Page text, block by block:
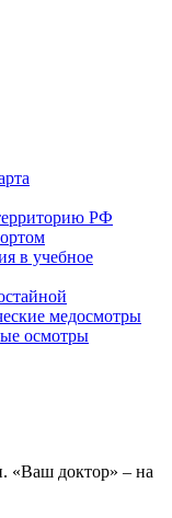
РФ
в учебное
медосмотры
осмотры
«Ваш доктор» – на